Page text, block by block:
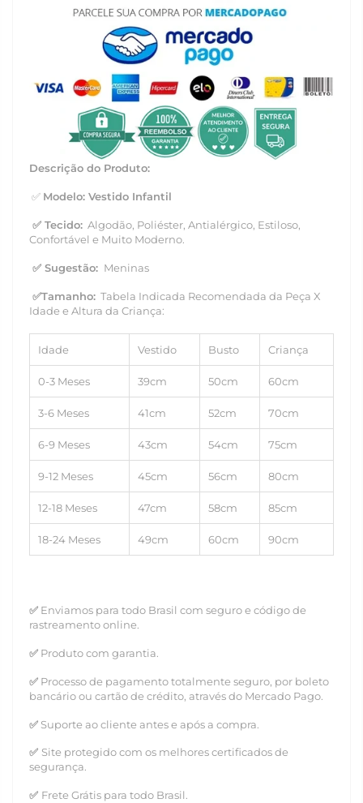
Descrição do Produto:
✅ Modelo: Vestido Infantil
✅ Tecido: Algodão, Poliéster, Antialérgico, Estiloso,
Confortável e Muito Moderno.
✅ Sugestão: Meninas
✅Tamanho: Tabela Indicada Recomendada da Peça X
Idade e Altura da Criança:
Idade Vestido Busto Criança
0-3 Meses 39cm 50cm 60cm
3-6 Meses 41cm 52cm 70cm
6-9 Meses 43cm 54cm 75cm
9-12 Meses 45cm 56cm 80cm
12-18 Meses 47cm 58cm 85cm
18-24 Meses 49cm 60cm 90cm
✅ Enviamos para todo Brasil com seguro e código de
rastreamento online.
✅ Produto com garantia.
✅ Processo de pagamento totalmente seguro, por boleto
bancário ou cartão de crédito, através do Mercado Pago.
✅ Suporte ao cliente antes e após a compra.
✅ Site protegido com os melhores certificados de
segurança.
✅ Frete Grátis para todo Brasil.